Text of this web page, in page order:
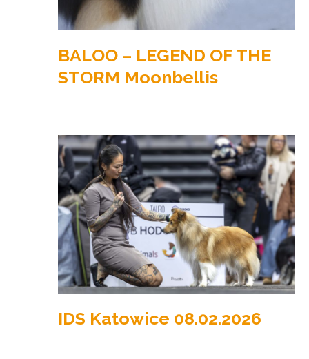
BALOO – LEGEND OF THE
STORM Moonbellis
IDS Katowice 08.02.2026